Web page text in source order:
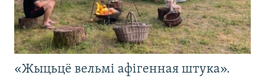
«Жыцьцё вельмі афігенная штука».